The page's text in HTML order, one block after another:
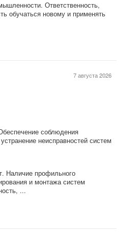
Ответственность,
обучаться новому и применять
7 августа 2026
соблюдения
неисправностей систем
Наличие профильного
и монтажа систем
...